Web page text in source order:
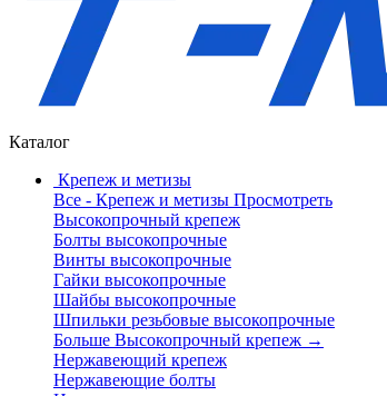
Каталог
Крепеж и метизы
Все - Крепеж и метизы Просмотреть
Высокопрочный крепеж
Болты высокопрочные
Винты высокопрочные
Гайки высокопрочные
Шайбы высокопрочные
Шпильки резьбовые высокопрочные
Больше Высокопрочный крепеж →
Нержавеющий крепеж
Нержавеющие болты